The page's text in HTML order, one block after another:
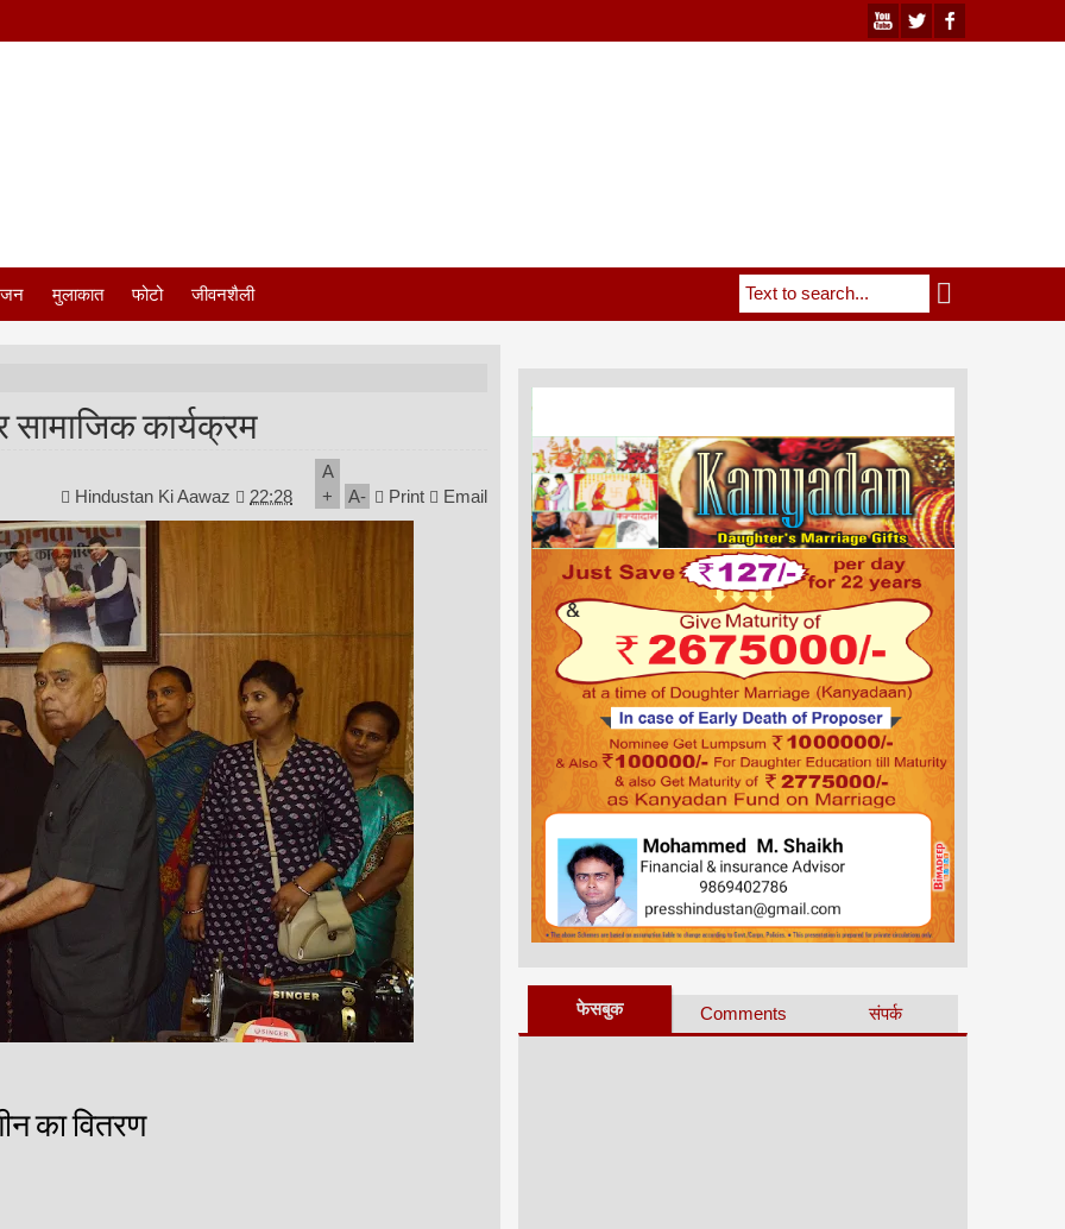
मुलाकात फोटो जीवनशैली
कार्यक्रम
Hindustan Ki Aawaz 22:28
A
+
A- Print Email
का वितरण
फेसबुक Comments संपर्क